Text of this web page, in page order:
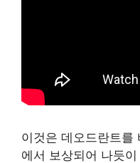
이것은 데오드란트를
에서 보상되어 나듯